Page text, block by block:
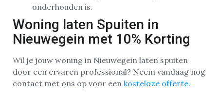
onderhouden is.
Woning laten Spuiten in
Nieuwegein met 10% Korting
Wil je jouw woning in Nieuwegein laten spuiten
door een ervaren professional? Neem vandaag nog
contact met ons op voor een kosteloze offerte.